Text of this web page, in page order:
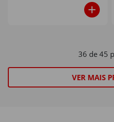
36 de 45
VER MAIS